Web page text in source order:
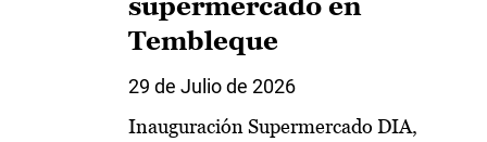
supermercado en
Tembleque
29 de Julio de 2026
Inauguración Supermercado DIA,